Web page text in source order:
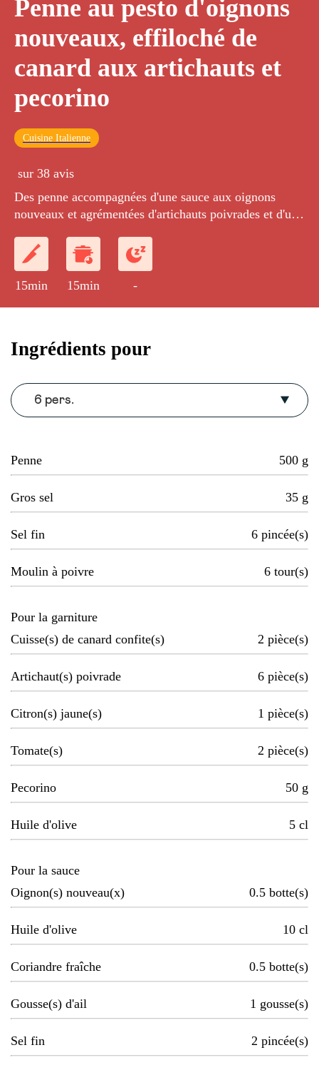
Penne au pesto d'oignons
nouveaux, effiloché de
canard aux artichauts et
pecorino
Cuisine Italienne
sur 38 avis
Des penne accompagnées d'une sauce aux oignons
nouveaux et agrémentées d'artichauts poivrades et d'un
15min 15min -
Ingrédients pour
6 pers.
Penne 500 g
Gros sel 35 g
Sel fin 6 pincée(s)
Moulin à poivre 6 tour(s)
Pour la garniture
Cuisse(s) de canard confite(s)
2 pièce(s)
Artichaut(s) poivrade 6 pièce(s)
Citron(s) jaune(s) 1 pièce(s)
Tomate(s) 2 pièce(s)
Pecorino 50 g
Huile d'olive 5 cl
Pour la sauce
Oignon(s) nouveau(x)
0.5 botte(s)
Huile d'olive 10 cl
Coriandre fraîche 0.5 botte(s)
Gousse(s) d'ail 1 gousse(s)
Sel fin 2 pincée(s)